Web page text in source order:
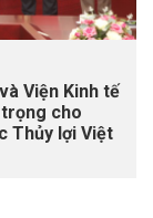
Viện Kinh tế
cho
Thủy lợi Việt